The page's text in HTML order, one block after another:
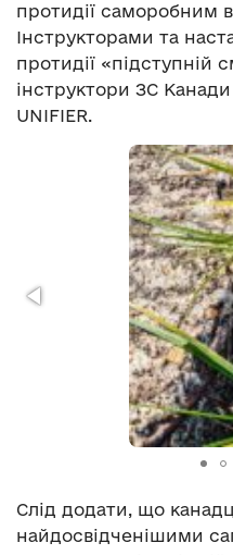
протидії саморобним
Інструкторами та
протидії «підступній
інструктори ЗС Канади
UNIFIER.
Слід додати, що
найдосвідченішими